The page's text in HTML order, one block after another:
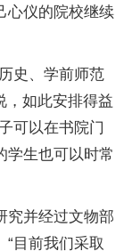
心仪的院校继续
史、学前师范
，如此安排得益
可以在书院门
学生也可以时常
究并经过文物部
目前我们采取